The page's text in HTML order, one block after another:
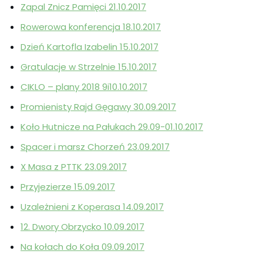
Zapal Znicz Pamięci 21.10.2017
Rowerowa konferencja 18.10.2017
Dzień Kartofla Izabelin 15.10.2017
Gratulacje w Strzelnie 15.10.2017
CIKLO – plany 2018 9i10.10.2017
Promienisty Rajd Gęgawy 30.09.2017
Koło Hutnicze na Pałukach 29.09-01.10.2017
Spacer i marsz Chorzeń 23.09.2017
X Masa z PTTK 23.09.2017
Przyjezierze 15.09.2017
Uzależnieni z Koperasa 14.09.2017
12. Dwory Obrzycko 10.09.2017
Na kołach do Koła 09.09.2017